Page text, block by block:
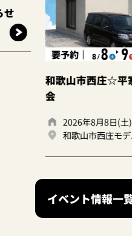
家モデルハウス見学
(土)・9日(日)
イベント情報一